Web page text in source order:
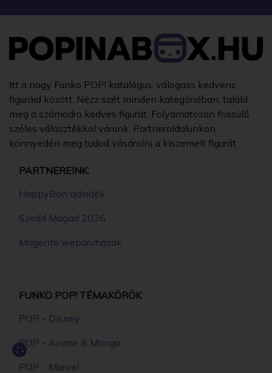
Itt a nagy Funko POP! katalógus, válogass kedvenc
figuráid között. Nézz szét minden kategóriában, találd
meg a számodra kedves figurát. Folyamatosan frissülő
széles választékkal várunk. Partneroldalunkon
könnyedén meg tudod vásárolni a kiszemelt figurát.
PARTNEREINK:
HappyBon ajándék
Szedd Magad 2026
Magento webáruházak
FUNKO POP! TÉMAKÖRÖK
POP - Disney
POP - Anime & Manga
POP - Marvel